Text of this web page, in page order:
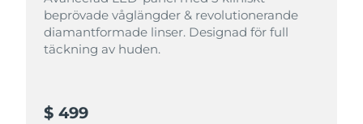
beprövade våglängder & revolutionerande
diamantformade linser. Designad för full
täckning av huden.
$ 499